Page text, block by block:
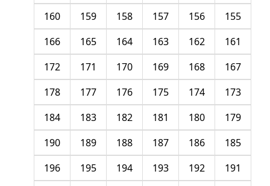
155
156
157
158
159
160
161
162
163
164
165
166
167
168
169
170
171
172
173
174
175
176
177
178
179
180
181
182
183
184
185
186
187
188
189
190
191
192
193
194
195
196